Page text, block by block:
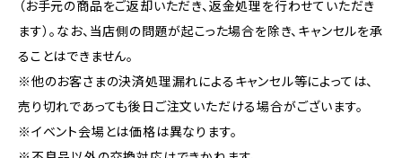
（お手元の商品をご返却いただき、返金処理を行わせていただき
ます）。なお、当店側の問題が起こった場合を除き、キャンセルを承
ることはできません。
※他のお客さまの決済処理漏れによるキャンセル等によっては、
売り切れであっても後日ご注文いただける場合がございます。
※イベント会場とは価格は異なります。